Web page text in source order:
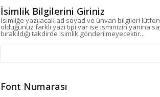
İsimlik Bilgilerini Giriniz
İsimliğe yazılacak ad soyad ve ünvan bilgileri
olduğunuz farklı yazı tipi var ise isminizin yanına
bırakıldığı takdirde isimlik gönderilmeyecektir...
Font Numarası